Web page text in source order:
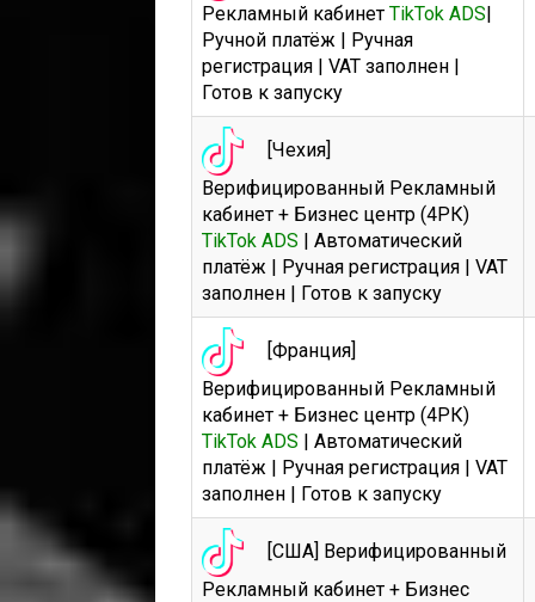
Рекламный кабинет TikTok ADS|
Ручной платёж | Ручная
регистрация | VAT заполнен |
Готов к запуску
[Чехия]
Верифицированный Рекламный
кабинет + Бизнес центр (4РК)
TikTok ADS | Автоматический
платёж | Ручная регистрация | VAT
заполнен | Готов к запуску
[Франция]
Верифицированный Рекламный
кабинет + Бизнес центр (4РК)
TikTok ADS | Автоматический
платёж | Ручная регистрация | VAT
заполнен | Готов к запуску
[США] Верифицированный
Рекламный кабинет + Бизнес